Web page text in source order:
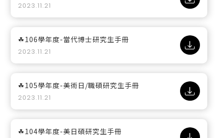
2023.11.21
☘106學年度-當代博士研究生手冊
2023.11.21
☘105學年度-美術日/職碩研究生手冊
2023.11.21
☘104學年度-美日碩研究生手冊